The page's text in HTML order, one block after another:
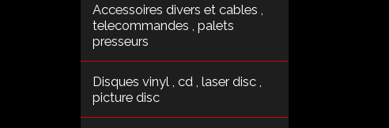
Accessoires divers et cables ,
telecommandes , palets
presseurs
Disques vinyl , cd , laser disc ,
picture disc